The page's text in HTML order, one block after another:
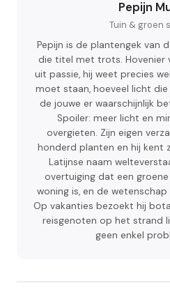
Pepijn
Tuin & groen
Pepijn is de plantengek van
die titel met trots. Hovenier
uit passie, hij weet precies
moet staan, hoeveel licht
de jouwe er waarschijnlijk
Spoiler: meer licht en
overgieten. Zijn eigen
honderd planten en hij kent
Latijnse naam
overtuiging dat een
woning is, en de
Op vakanties bezoekt hij
reisgenoten op het strand
geen enkel